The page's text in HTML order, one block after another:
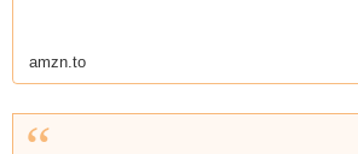
amzn.to